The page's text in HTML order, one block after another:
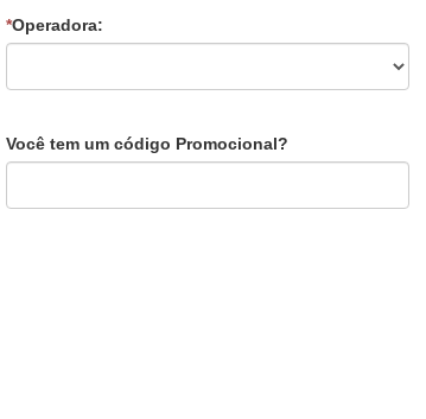
*Operadora:
Você tem um código Promocional?